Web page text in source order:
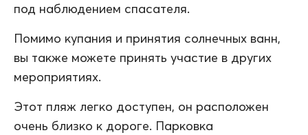
под наблюдением спасателя.
Помимо купания и принятия солнечных ванн,
вы также можете принять участие в других
мероприятиях.
Этот пляж легко доступен, он расположен
очень близко к дороге. Парковка